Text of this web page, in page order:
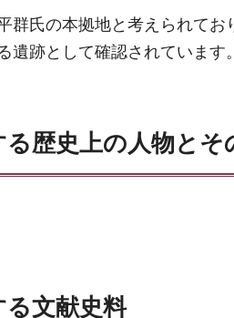
群氏の本拠地と考えられて
遺跡として確認されています。
る歴史上の人物とそ
る文献史料